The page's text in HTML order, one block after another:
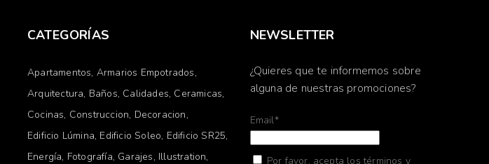
CATEGORÍAS
Apartamentos Armarios Empotrados
Arquitectura Baños Calidades Ceramicas
Cocinas Construccion Decoracion
Edificio Lúmina Edificio Soleo Edificio SR25
Energía Fotografía Garajes Illustration
NEWSLETTER
¿Quieres que te informemos sobre
alguna de nuestras promociones?
Email*
Por favor, acepta los términos y